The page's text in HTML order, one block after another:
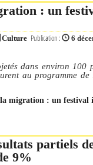
: un
Culture Publication : 6
dans environ
au programme
migration : un festival
partiels
9%